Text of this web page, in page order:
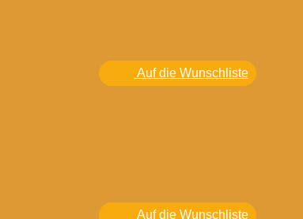
Auf die Wunschliste
Auf die Wunschliste